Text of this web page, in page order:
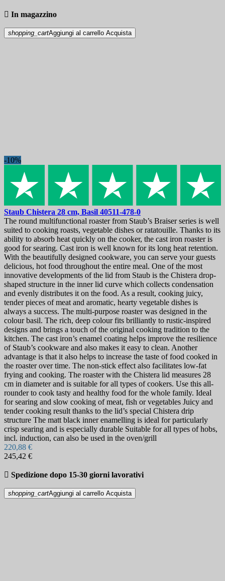
 In magazzino
shopping_cartAggiungi al carrello Acquista
-10%
Staub Chistera 28 cm, Basil 40511-478-0
The round multifunctional roaster from Staub’s Braiser series is well
suited to cooking roasts, vegetable dishes or ratatouille. Thanks to its
ability to absorb heat quickly on the cooker, the cast iron roaster is
good for searing. Cast iron is well known for its long heat retention.
With the beautifully designed cookware, you can serve your guests
delicious, hot food throughout the entire meal. One of the most
innovative developments of the lid from Staub is the Chistera drop-
shaped structure in the inner lid curve which collects condensation
and evenly distributes it on the food. As a result, cooking juicy,
tender pieces of meat and aromatic, hearty vegetable dishes is
always a success. The multi-purpose roaster was designed in the
colour basil. The rich, deep colour fits brilliantly to rustic-inspired
designs and brings a touch of the original cooking tradition to the
kitchen. The cast iron’s enamel coating helps improve the resilience
of Staub’s cookware and also makes it easy to clean. Another
advantage is that it also helps to increase the taste of food cooked in
the roaster over time. The non-stick effect also facilitates low-fat
frying and cooking. The roaster with the Chistera lid measures 28
cm in diameter and is suitable for all types of cookers. Use this all-
rounder to cook tasty and healthy food for the whole family. Ideal
for searing and slow cooking of meat, fish or vegetables Juicy and
tender cooking result thanks to the lid’s special Chistera drip
structure The matt black inner enamelling is ideal for particularly
crisp searing and is especially durable Suitable for all types of hobs,
incl. induction, can also be used in the oven/grill
220,88 €
245,42 €
 Spedizione dopo 15-30 giorni lavorativi
shopping_cartAggiungi al carrello Acquista